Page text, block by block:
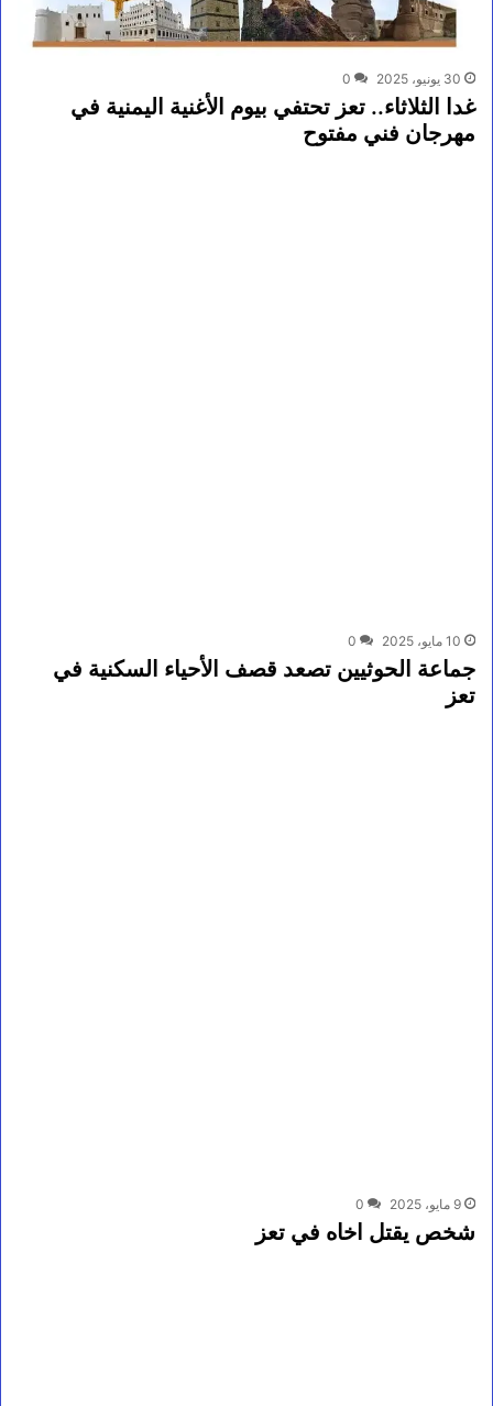
30 يونيو، 2025 0
غدا الثلاثاء.. تعز تحتفي بيوم الأغنية اليمنية في
مهرجان فني مفتوح
10 مايو، 2025 0
جماعة الحوثيين تصعد قصف الأحياء السكنية في
تعز
9 مايو، 2025 0
شخص يقتل اخاه في تعز